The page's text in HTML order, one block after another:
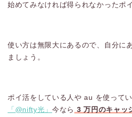
始めてみなければ得られなかったポ
使い方は無限大にあるので、自分に
ましょう。
ポイ活をしている人や au を使って
「@nifty光」今なら 3 万円のキャッ